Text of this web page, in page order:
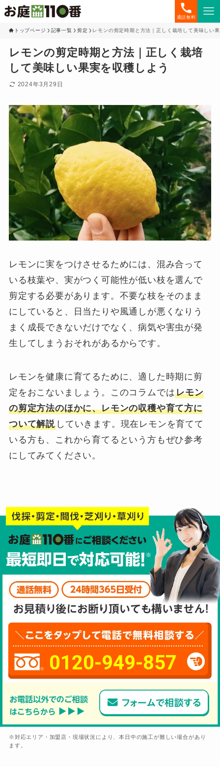
通話無料
トップページ 記事一覧 剪定 レモンの剪定時期と方法｜正しく栽培して美味しい
レモンの剪定時期と方法｜正しく栽培
して美味しい果実を収穫しよう
2024年3月29日
レモンに実をつけさせるためには、混み合って
いる枝葉や、実がつく可能性が低い枝を選んで
剪定する必要があります。不要な枝をそのまま
にしていると、日当たりや風通しが悪くなりう
まく成長できないだけでなく、病気や害虫が発
生してしまうおそれがあるからです。
レモンを健康に育てるために、適した時期に剪
定をおこないましょう。このコラムではレモン
の剪定方法のほかに、レモンの収穫や育て方に
ついて解説していきます。現在レモンを育てて
いる方も、これから育てるという方もぜひ参考
にしてみてください。
0120-949-857
※対応エリア・加盟店・現場状況により、本日中の施工が難しい場合があり
ます。